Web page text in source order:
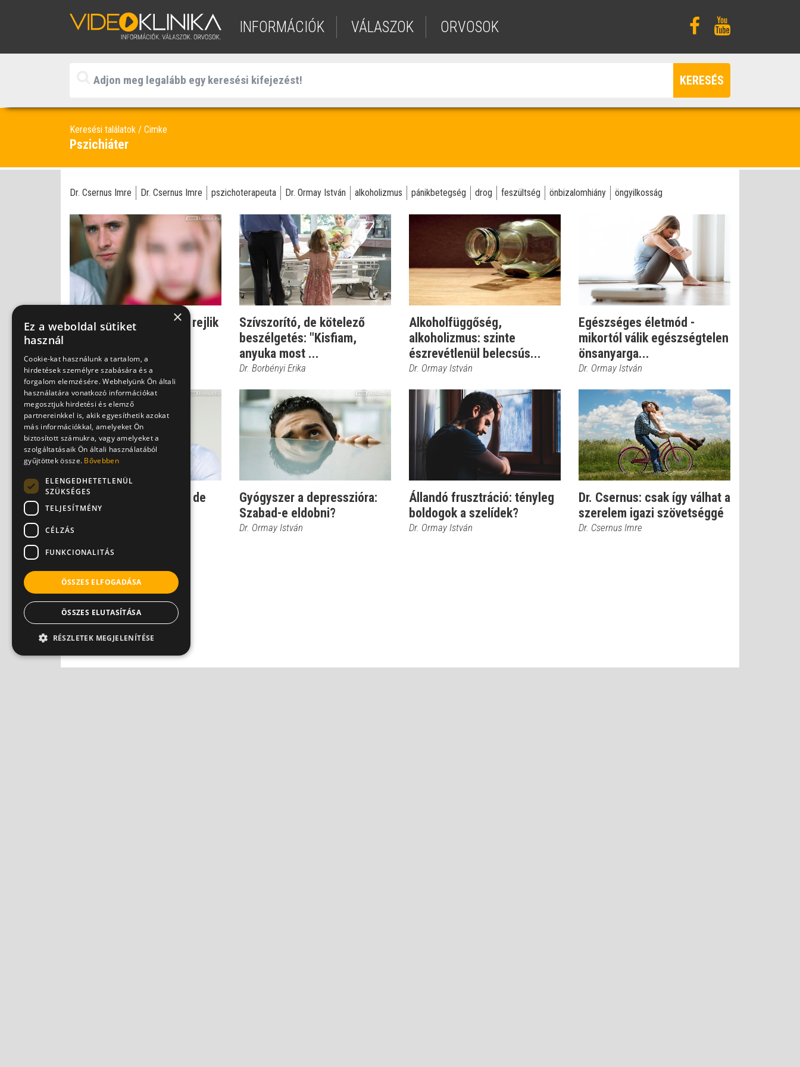
INFORMÁCIÓK VÁLASZOK ORVOSOK
KERESÉS
Keresési találatok Cimke
Pszichiáter
Dr. Csernus Imre Dr. Csernus Imre pszichoterapeuta Dr. Ormay István alkoholizmus pánikbetegség drog feszültség önbizalomhiány öngyilkosság
Rettenetes félelem: mi rejlik
Szívszorító, de kötelező
beszélgetés: "Kisfiam,
anyuka most ...
Dr. Borbényi Erika
Alkoholfüggőség,
alkoholizmus: szinte
észrevétlenül belecsús...
Dr. Ormay István
Egészséges életmód -
mikortól válik egészségtelen
önsanyarga...
Dr. Ormay István
Az élet csupa stressz - de
hogyan kezelhetjük a
feszültséget...
Gyógyszer a depresszióra:
Szabad-e eldobni?
Dr. Ormay István
Állandó frusztráció: tényleg
boldogok a szelídek?
Dr. Ormay István
Dr. Csernus: csak így válhat a
szerelem igazi szövetséggé
Dr. Csernus Imre
×
Ez a weboldal sütiket
használ
Cookie-kat használunk a tartalom, a
hirdetések személyre szabására és a
forgalom elemzésére. Webhelyünk Ön általi
használatára vonatkozó információkat
megosztjuk hirdetési és elemző
partnereinkkel is, akik egyesíthetik azokat
más információkkal, amelyeket Ön
biztosított számukra, vagy amelyeket a
szolgáltatásaik Ön általi használatából
gyűjtöttek össze. Bővebben
ELENGEDHETETLENÜL
SZÜKSÉGES
TELJESÍTMÉNY
CÉLZÁS
FUNKCIONALITÁS
ÖSSZES ELFOGADÁSA
ÖSSZES ELUTASÍTÁSA
RÉSZLETEK MEGJELENÍTÉSE